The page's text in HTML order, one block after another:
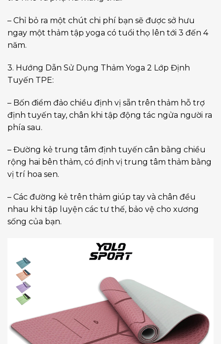
– Chỉ bỏ ra một chút chi phí bạn sẽ được sở hưu
ngay một thảm tập yoga có tuổi thọ lên tới 3 đến 4
năm.
3. Hướng Dẫn Sử Dụng Thảm Yoga 2 Lớp Định
Tuyến TPE:
– Bốn điểm đảo chiều định vị sẵn trên thảm hỗ trợ
định tuyến tay, chân khi tập động tác ngửa người ra
phía sau.
– Đường kẻ trung tâm định tuyến cân bằng chiều
rộng hai bên thảm, có định vị trung tâm thảm bằng
vị trí hoa sen.
– Các đường kẻ trên thảm giúp tay và chân đều
nhau khi tập luyện các tư thế, bảo vệ cho xương
sống của bạn.